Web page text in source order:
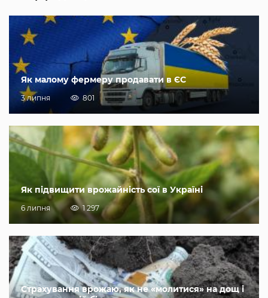
Як малому фермеру продавати в ЄС
3 липня 801
Як підвищити врожайність сої в Україні
6 липня 1 297
Страхування врожаю, як не «молитися» на дощ і